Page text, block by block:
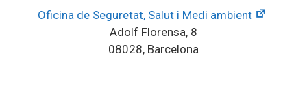
Oficina de Seguretat, Salut i Medi ambient
Adolf Florensa, 8
08028, Barcelona